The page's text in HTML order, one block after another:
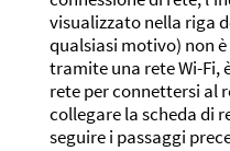
visualizzato nella riga
qualsiasi motivo) non
tramite una rete Wi-Fi,
rete per connettersi al
collegare la scheda di
seguire i passaggi